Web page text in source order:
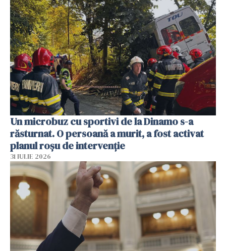
Un microbuz cu sportivi de la Dinamo s-a
răsturnat. O persoană a murit, a fost activat
planul roșu de intervenție
31 IULIE 2026